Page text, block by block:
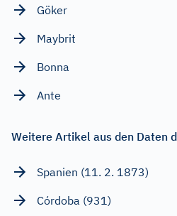
Göker
Maybrit
Bonna
Ante
Weitere Artikel aus den Daten
Spanien (11. 2. 1873)
Córdoba (931)